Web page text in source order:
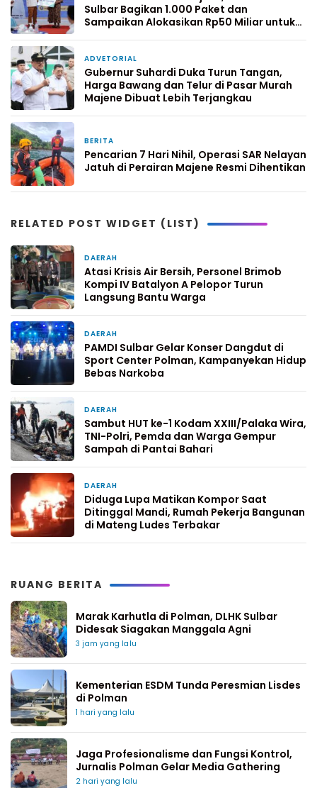
Sulbar Bagikan 1.000 Paket dan
Sampaikan Alokasikan Rp50 Miliar untuk
ADVETORIAL
Gubernur Suhardi Duka Turun Tangan,
Harga Bawang dan Telur di Pasar Murah
Majene Dibuat Lebih Terjangkau
BERITA
Pencarian 7 Hari Nihil, Operasi SAR Nelayan
Jatuh di Perairan Majene Resmi Dihentikan
RELATED POST WIDGET (LIST)
DAERAH
Atasi Krisis Air Bersih, Personel Brimob
Kompi IV Batalyon A Pelopor Turun
Langsung Bantu Warga
DAERAH
PAMDI Sulbar Gelar Konser Dangdut di
Sport Center Polman, Kampanyekan Hidup
Bebas Narkoba
DAERAH
Sambut HUT ke-1 Kodam XXIII/Palaka Wira,
TNI-Polri, Pemda dan Warga Gempur
Sampah di Pantai Bahari
DAERAH
Diduga Lupa Matikan Kompor Saat
Ditinggal Mandi, Rumah Pekerja Bangunan
di Mateng Ludes Terbakar
RUANG BERITA
Marak Karhutla di Polman, DLHK Sulbar
Didesak Siagakan Manggala Agni
3 jam yang lalu
Kementerian ESDM Tunda Peresmian Lisdes
di Polman
1 hari yang lalu
Jaga Profesionalisme dan Fungsi Kontrol,
Jurnalis Polman Gelar Media Gathering
2 hari yang lalu